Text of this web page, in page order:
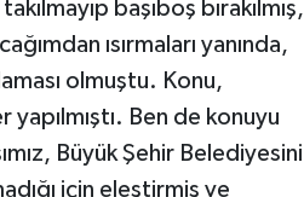
başıboş bırakılmış,
ısırmaları yanında,
olmuştu. Konu,
Ben de konuyu
Büyük Şehir Belediyesini
için eleştirmiş ve